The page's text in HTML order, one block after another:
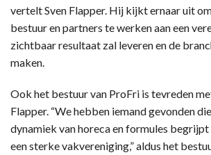
vertelt Sven Flapper. Hij kijkt ernaar uit
bestuur en partners te werken aan een
zichtbaar resultaat zal leveren en de
maken.
Ook het bestuur van ProFri is tevreden
Flapper. “We hebben iemand gevonden
dynamiek van horeca en formules begrijpt
een sterke vakvereniging,” aldus het